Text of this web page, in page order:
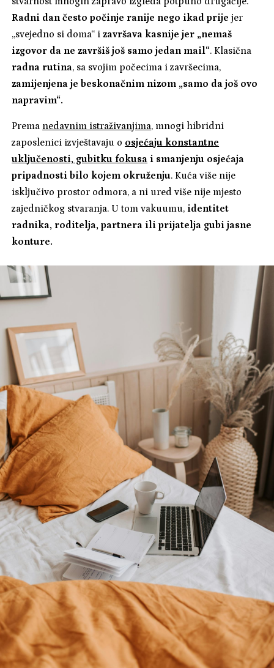
Radni dan često počinje ranije nego ikad prije jer
„svejedno si doma“ izavršava kasnije jer „nemaš
izgovor da ne završiš još samo jedan mail“. Klasična
radna rutina, sa svojim počecima i završecima,
zamijenjena je beskonačnim nizom „samo da još ovo
napravim“.
Prema nedavnim istraživanjima, mnogi hibridni
zaposlenici izvještavaju o osjećaju konstantne
uključenosti, gubitku fokusa i smanjenju osjećaja
pripadnosti bilo kojem okruženju. Kuća više nije
isključivo prostor odmora, a ni ured više nije mjesto
zajedničkog stvaranja. U tom vakuumu, identitet
radnika, roditelja, partnera ili prijatelja gubi jasne
konture.